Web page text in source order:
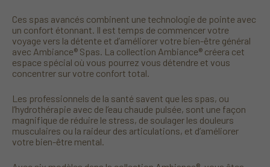
Ces spas avancés combinent une technologie de pointe avec
un confort étonnant. Il est temps de commencer votre
voyage vers la détente et d’améliorer votre bien-être général
avec Ambiance® Spas. La collection Ambiance® créera cet
espace spécial où vous pourrez vous détendre et vous
concentrer sur votre confort total.
Les professionnels de la santé savent que les spas, ou
l’hydrothérapie avec de l’eau chaude pulsée, sont une façon
magnifique de réduire le stress, de soulager les douleurs
musculaires ou la raideur des articulations, et d’améliorer
votre bien-être mental.